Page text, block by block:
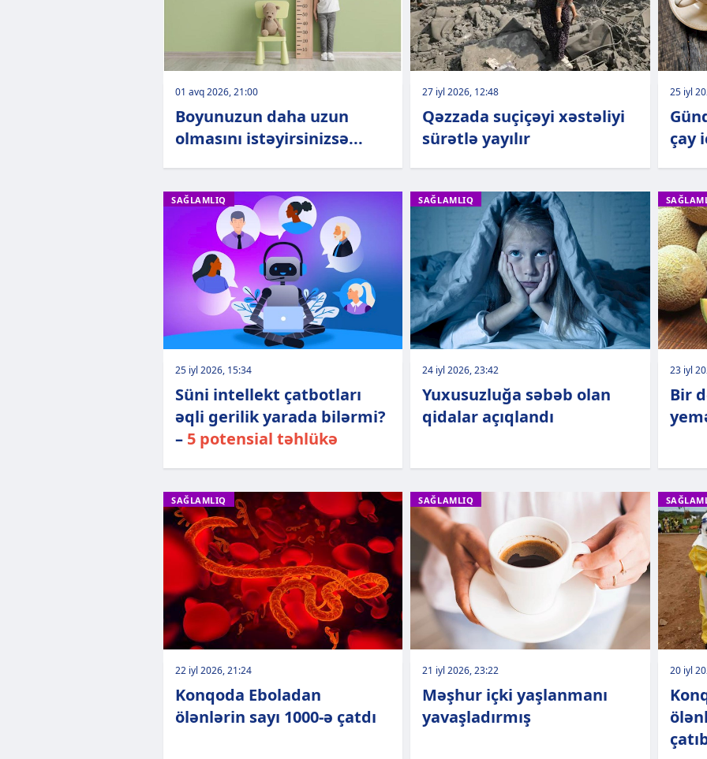
01 avq 2026, 21:00
Boyunuzun daha uzun
olmasını istəyirsinizsə...
27 iyl 2026, 12:48
Qəzzada suçiçəyi xəstəliyi
sürətlə yayılır
25 iyl
çay
SAĞLAMLIQ
25 iyl 2026, 15:34
Süni intellekt çatbotları
əqli gerilik yarada bilərmi?
– 5 potensial təhlükə
SAĞLAMLIQ
24 iyl 2026, 23:42
Yuxusuzluğa səbəb olan
qidalar açıqlandı
23 iyl
Bir
SAĞLAMLIQ
22 iyl 2026, 21:24
Konqoda Eboladan
ölənlərin sayı 1000-ə çatdı
SAĞLAMLIQ
21 iyl 2026, 23:22
Məşhur içki yaşlanmanı
yavaşladırmış
20 iyl